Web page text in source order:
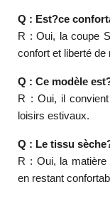
Q : Est?ce
R : Oui, la coupe
confort et liberté
Q : Ce modèle
R : Oui, il
loisirs estivaux.
Q : Le tissu
R : Oui, la matière
en restant